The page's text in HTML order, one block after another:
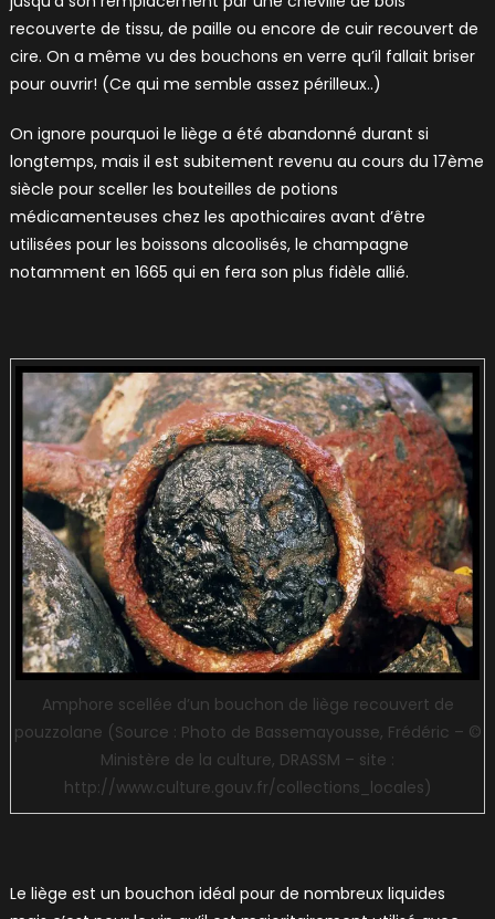
recouverte de tissu, de paille ou encore de cuir recouvert de
cire. On a même vu des bouchons en verre qu’il fallait briser
pour ouvrir! (Ce qui me semble assez périlleux..)
On ignore pourquoi le liège a été abandonné durant si
longtemps, mais il est subitement revenu au cours du 17ème
siècle pour sceller les bouteilles de potions
médicamenteuses chez les apothicaires avant d’être
utilisées pour les boissons alcoolisés, le champagne
notamment en 1665 qui en fera son plus fidèle allié.
Amphore scellée d’un bouchon de liège recouvert de
pouzzolane (Source : Photo de Bassemayousse, Frédéric – ©
Ministère de la culture, DRASSM – site :
http://www.culture.gouv.fr/collections_locales)
Le liège est un bouchon idéal pour de nombreux liquides